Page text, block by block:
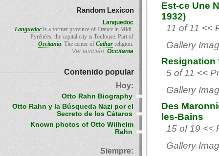
Est-ce Une
1932)
11 of 11 <<
Gallery
Resignation
5 of 11 <<
Gallery
Des
les-Bains
15 of 19 <<
Gallery
Random Lexicon
Languedoc
Languedoc is a former province of France in Midi-
Pyrénées, the capital city is Toulouse. Part of
Occitania. The center of Cathar religion.
Ver también:Occitania
Contenido popular
Hoy:
Otto Rahn Biography
Otto Rahn y la Búsqueda Nazi por el
Secreto de los Cátaros
Known photos of Otto Wilhelm
Rahn
Siempre: